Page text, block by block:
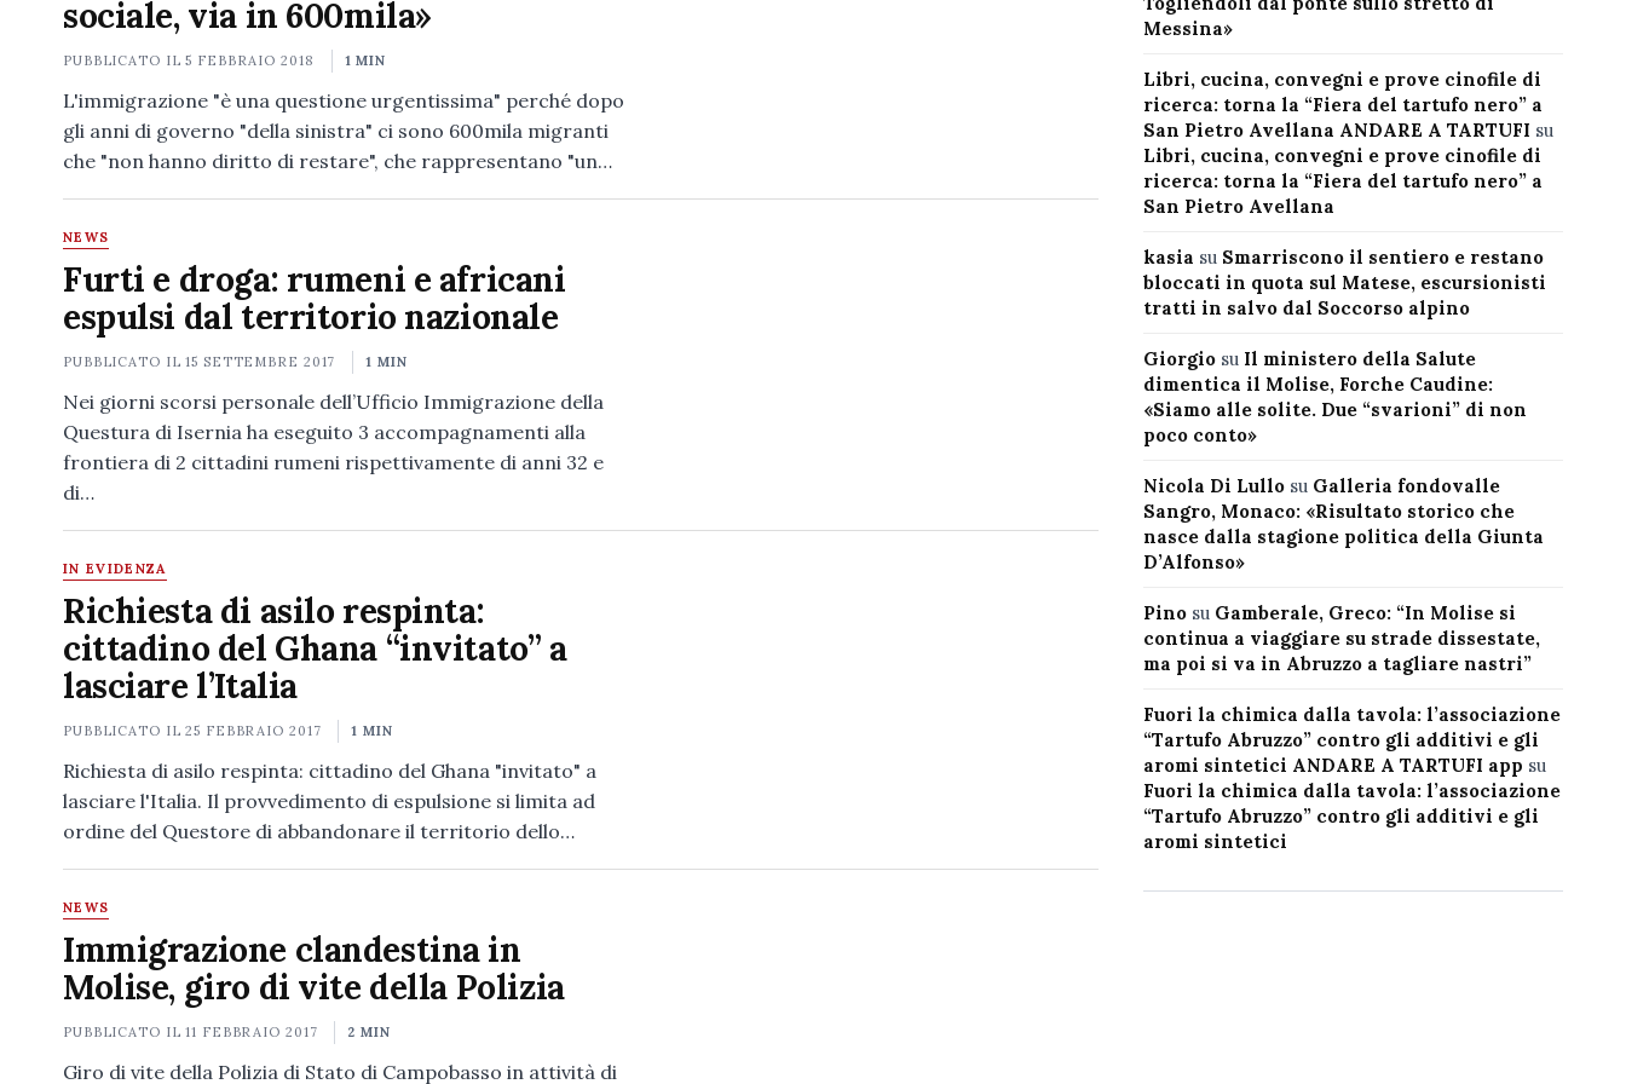
sociale, via in 600mila»
PUBBLICATO IL5 FEBBRAIO 2018 1 MIN
L'immigrazione "è una questione urgentissima" perché dopo
gli anni di governo "della sinistra" ci sono 600mila migranti
che "non hanno diritto di restare", che rappresentano "un…
NEWS
Furti e droga: rumeni e africani
espulsi dal territorio nazionale
PUBBLICATO IL15 SETTEMBRE 2017 1 MIN
Nei giorni scorsi personale dell’Ufficio Immigrazione della
Questura di Isernia ha eseguito 3 accompagnamenti alla
frontiera di 2 cittadini rumeni rispettivamente di anni 32 e
di…
IN EVIDENZA
Richiesta di asilo respinta:
cittadino del Ghana “invitato” a
lasciare l’Italia
PUBBLICATO IL25 FEBBRAIO 2017 1 MIN
Richiesta di asilo respinta: cittadino del Ghana "invitato" a
lasciare l'Italia. Il provvedimento di espulsione si limita ad
ordine del Questore di abbandonare il territorio dello…
NEWS
Immigrazione clandestina in
Molise, giro di vite della Polizia
PUBBLICATO IL11 FEBBRAIO 2017 2 MIN
Giro di vite della Polizia di Stato di Campobasso in attività di
Messina»
Libri, cucina, convegni e prove cinofile di
ricerca: torna la “Fiera del tartufo nero” a
San Pietro Avellana ANDARE A TARTUFI su
Libri, cucina, convegni e prove cinofile di
ricerca: torna la “Fiera del tartufo nero” a
San Pietro Avellana
kasia su Smarriscono il sentiero e restano
bloccati in quota sul Matese, escursionisti
tratti in salvo dal Soccorso alpino
Giorgiosu Il ministero della Salute
dimentica il Molise, Forche Caudine:
«Siamo alle solite. Due “svarioni” di non
poco conto»
Nicola Di Lullosu Galleria fondovalle
Sangro, Monaco: «Risultato storico che
nasce dalla stagione politica della Giunta
D’Alfonso»
Pinosu Gamberale, Greco: “In Molise si
continua a viaggiare su strade dissestate,
ma poi si va in Abruzzo a tagliare nastri”
Fuori la chimica dalla tavola: l’associazione
“Tartufo Abruzzo” contro gli additivi e gli
aromi sintetici ANDARE A TARTUFI app su
Fuori la chimica dalla tavola: l’associazione
“Tartufo Abruzzo” contro gli additivi e gli
aromi sintetici